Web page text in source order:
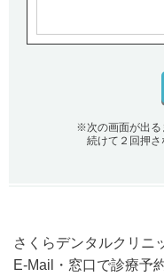
※次の画面が出る
続けて２回押さ
さくらデンタルクリニ
E-Mail・窓口で診療予